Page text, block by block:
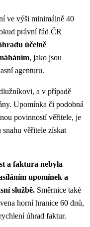
ve výši minimálně 40
právní řád ČR
účelně
, jako jsou
agenturu.
a v případě
Upomínka či podobná
povinností věřitele, je
věřitele získat
a faktura nebyla
upomínek a
službě. Směrnice také
horní hranice 60 dnů,
úhrad faktur.